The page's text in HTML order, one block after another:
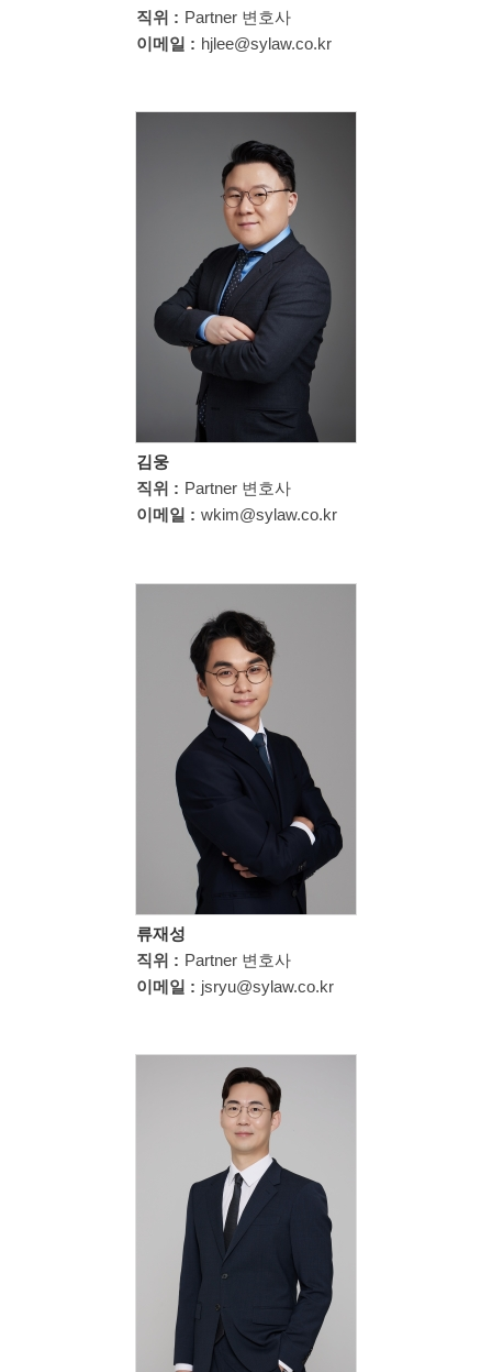
직위 : Partner 변호사
이메일 : hjlee@sylaw.co.kr
김웅
직위 : Partner 변호사
이메일 : wkim@sylaw.co.kr
류재성
직위 : Partner 변호사
이메일 : jsryu@sylaw.co.kr